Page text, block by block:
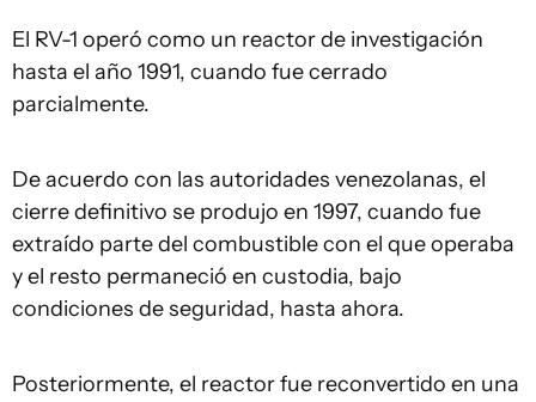
El RV-1 operó como un reactor de investigación
hasta el año 1991, cuando fue cerrado
parcialmente.
De acuerdo con las autoridades venezolanas, el
cierre definitivo se produjo en 1997, cuando fue
extraído parte del combustible con el que operaba
y el resto permaneció en custodia, bajo
condiciones de seguridad, hasta ahora.
Posteriormente, el reactor fue reconvertido en una